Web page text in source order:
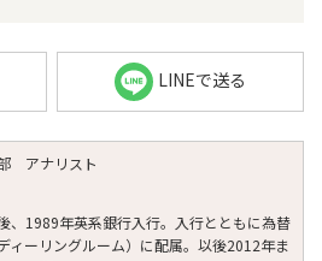
LINEで送る
アナリスト
、1989年英系銀行入行。入行とともに為替
ィーリングルーム）に配属。以後2012年ま